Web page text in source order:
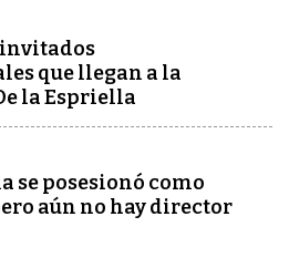
invitados
que llegan a la
la Espriella
se posesionó como
aún no hay director